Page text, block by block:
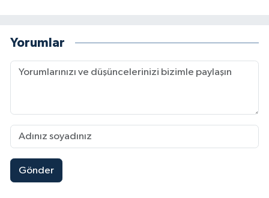
Yorumlar
Gönder